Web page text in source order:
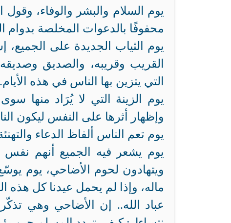
يوم السلام والبشر والوفاء،
محفوفًا بالدعوات المخلصة بدوام
يوم الثياب الجديدة على الجميع،
القريب وقريبه، والصديق
التي يتزين بها الناس في هذه الأيام.
يوم الزينة التي لا يُرَاد منها
وإظهار أثرها على النفس ليكون
يوم تعم الناس ألفاظ الدعاء
يوم يشعر فيه الجميع أنهم نفس
ويتهادون لحوم الأضاحي، يوم
ماله، وإذا لم يحمل عيدنا كل هذه
عباد الله.. إن الأضاحي وهي